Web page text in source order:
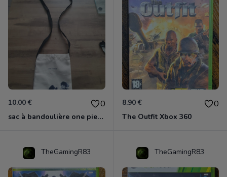
10.00 € 0
sac à bandoulière one piece neuf
8.90 € 0
The Outfit Xbox 360
TheGamingR83 TheGamingR83